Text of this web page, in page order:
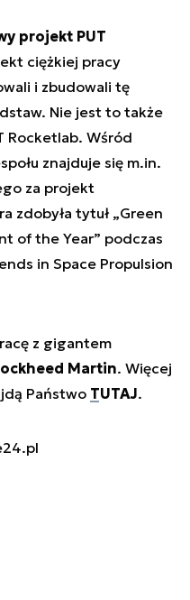
projekt PUT
ciężkiej pracy
i zbudowali tę
Nie jest to także
Rocketlab. Wśród
znajduje się m.in.
za projekt
zdobyła tytuł „Green
of the Year” podczas
in Space Propulsion
z gigantem
Martin. Więcej
Państwo TUTAJ.